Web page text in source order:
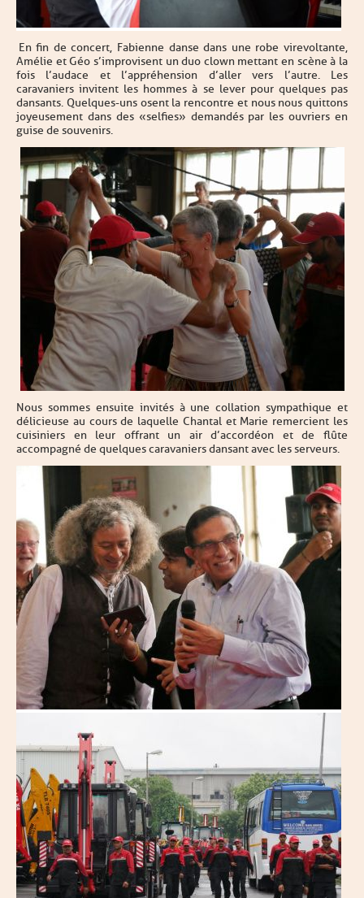
En fin de concert, Fabienne danse dans une robe virevoltante,
Amélie et Géo s’improvisent un duo clown mettant en scène à la
fois l’audace et l’appréhension d’aller vers l’autre. Les
caravaniers invitent les hommes à se lever pour quelques pas
dansants. Quelques-uns osent la rencontre et nous nous quittons
joyeusement dans des «selfies» demandés par les ouvriers en
guise de souvenirs.
Nous sommes ensuite invités à une collation sympathique et
délicieuse au cours de laquelle Chantal et Marie remercient les
cuisiniers en leur offrant un air d’accordéon et de flûte
accompagné de quelques caravaniers dansant avec les serveurs.